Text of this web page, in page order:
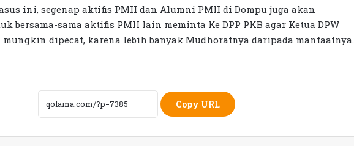
ini, segenap aktifis PMII dan Alumni PMII di Dompu juga akan
bersama-sama aktifis PMII lain meminta Ke DPP PKB agar Ketua DPW
mungkin dipecat, karena lebih banyak Mudhoratnya daripada manfaatnya.
Copy URL
Rumah Bertingkat Dapat Beras,
Warga Miskin Tak Dapat PKH:
Hadrian Irfani Sebut Bantuan “Salah
Kamar”
Petani Berharap Harga Tembakau
Menguntungkan